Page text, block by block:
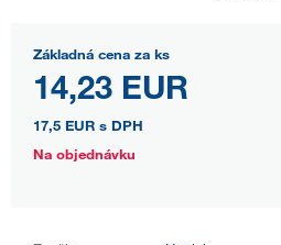
Základná cena za ks
14,23 EUR
17,5 EUR s DPH
Na objednávku